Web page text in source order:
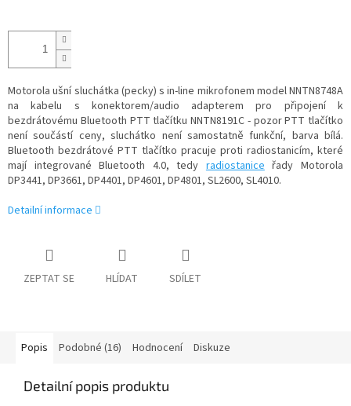
cena:
Motorola ušní sluchátka (pecky) s in-line mikrofonem model NNTN8748A
na kabelu s konektorem/audio adapterem pro připojení k
bezdrátovému Bluetooth PTT tlačítku NNTN8191C - pozor PTT tlačítko
není součástí ceny, sluchátko není samostatně funkční, barva bílá.
Bluetooth bezdrátové PTT tlačítko pracuje proti radiostanicím, které
mají integrované Bluetooth 4.0, tedyradiostaniceřady Motorola
DP3441, DP3661, DP4401, DP4601, DP4801, SL2600, SL4010.
Detailní informace
ZEPTAT SE HLÍDAT SDÍLET
Popis Podobné (16) Hodnocení Diskuze
Detailní popis produktu